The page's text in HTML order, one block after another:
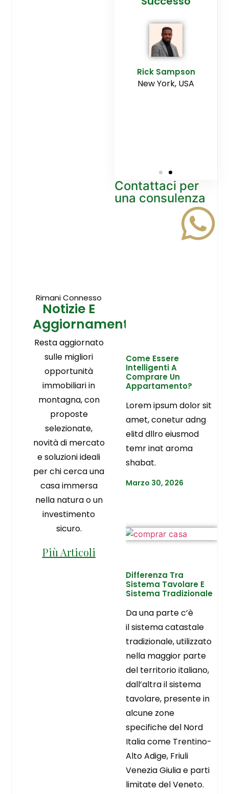
Rick Sampson
New York, USA
Contattaci per
una consulenza
Rimani Connesso
Notizie E
Aggiornamenti
Resta aggiornato
sulle migliori
opportunità
immobiliari in
montagna, con
proposte
selezionate,
novità di mercato
e soluzioni ideali
per chi cerca una
casa immersa
nella natura o un
investimento
sicuro.
Più Articoli
Come Essere
Intelligenti A
Comprare Un
Appartamento?
Lorem ipsum dolor sit
amet, conetur adng
elitd dllro eiusmod
temr inat aroma
shabat.
Marzo 30, 2026
Differenza Tra
Sistema Tavolare E
Sistema Tradizionale
Da una parte c’è
il sistema catastale
tradizionale, utilizzato
nella maggior parte
del territorio italiano,
dall’altra il sistema
tavolare, presente in
alcune zone
specifiche del Nord
Italia come Trentino-
Alto Adige, Friuli
Venezia Giulia e parti
limitate del Veneto.